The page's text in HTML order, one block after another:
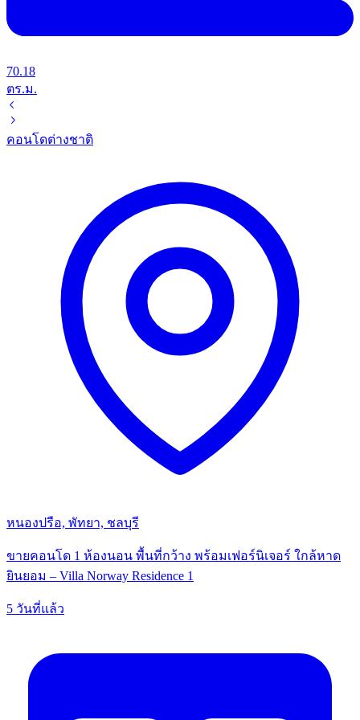
70.18
ตร.ม.
คอนโดต่างชาติ
หนองปรือ, พัทยา, ชลบุรี
ขายคอนโด 1 ห้องนอน พื้นที่กว้าง พร้อมเฟอร์นิเจอร์ ใกล้หาด
ยินยอม – Villa Norway Residence 1
5 วันที่แล้ว